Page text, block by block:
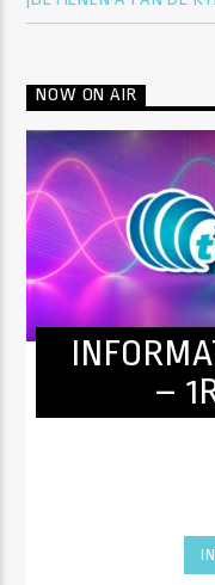
NOW ON AIR
–